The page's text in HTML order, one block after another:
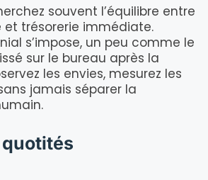
souvent l’équilibre entre
et trésorerie immédiate.
s’impose, un peu comme le
sur le bureau après la
les envies, mesurez les
jamais séparer la